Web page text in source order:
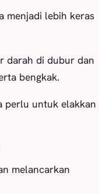
menjadi lebih keras
darah di dubur dan
bengkak.
perlu untuk elakkan
melancarkan